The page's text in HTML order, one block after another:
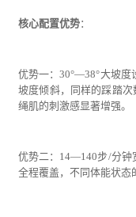
核心配置优势：
优势一：30°—38°大坡
坡度倾斜，同样的踩踏
绳肌的刺激感显著增强。
优势二：14—140步/分钟
全程覆盖，不同体能状态